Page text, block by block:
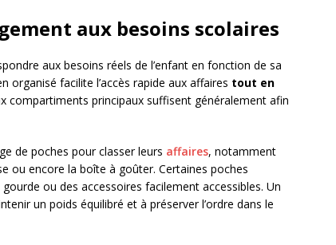
aux besoins scolaires
aux besoins réels de l’enfant en fonction de sa
organisé facilite l’accès rapide aux affaires tout en
compartiments principaux suffisent généralement afin
de poches pour classer leurs affaires, notamment
ou encore la boîte à goûter. Certaines poches
ou des accessoires facilement accessibles. Un
un poids équilibré et à préserver l’ordre dans le